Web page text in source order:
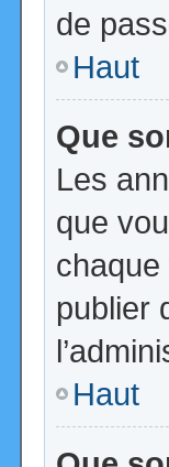
de
Haut
Que
Les
que
chaque
publier
Haut